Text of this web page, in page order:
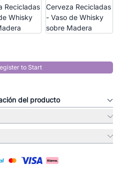
to Start
del producto